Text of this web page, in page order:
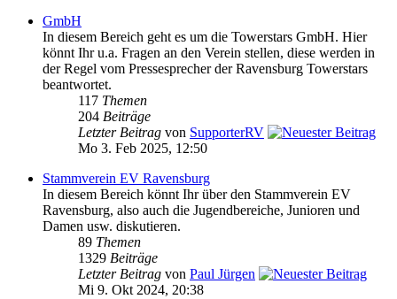
GmbH
In diesem Bereich geht es um die Towerstars GmbH. Hier
könnt Ihr u.a. Fragen an den Verein stellen, diese werden in
der Regel vom Pressesprecher der Ravensburg Towerstars
beantwortet.
117 Themen
204 Beiträge
Letzter Beitrag von SupporterRV
Mo 3. Feb 2025, 12:50
Stammverein EV Ravensburg
In diesem Bereich könnt Ihr über den Stammverein EV
Ravensburg, also auch die Jugendbereiche, Junioren und
Damen usw. diskutieren.
89 Themen
1329 Beiträge
Letzter Beitrag von Paul Jürgen
Mi 9. Okt 2024, 20:38